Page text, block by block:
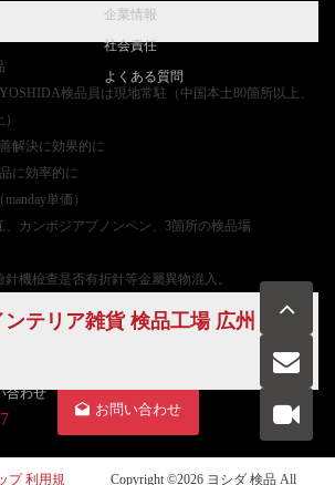
検品員は現地常駐（中国本土80箇所以上、
解決に効果的に
に効率的に
単価）
カンボジアプノンペン、3箇所の検品場
機檢查是否有折針等金屬異物混入。
テリア雑貨 検品工場 広州
全数
企業情報
社会責任
よくある質問
合わせ
お問い合わせ
プ 利用規 Copyright ©2026 ヨシダ 検品 All